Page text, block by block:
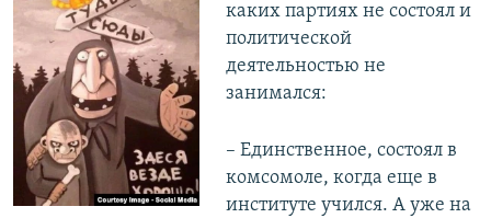
каких партиях не состоял и
политической
деятельностью не
занимался:
– Единственное, состоял в
комсомоле, когда еще в
институте учился. А уже на